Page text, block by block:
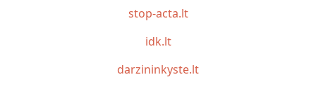
stop-acta.lt
idk.lt
darzininkyste.lt